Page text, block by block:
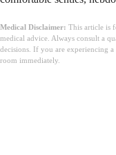
Medical Disclaimer: This article is
medical advice. Always consult a
decisions. If you are experiencing
room immediately.